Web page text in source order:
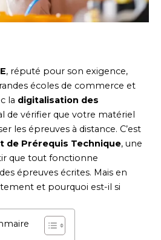
, réputé pour son exigence,
écoles de commerce et
la digitalisation des
de vérifier que votre matériel
les épreuves à distance. C’est
de Prérequis Technique, une
que tout fonctionne
épreuves écrites. Mais en
et pourquoi est-il si